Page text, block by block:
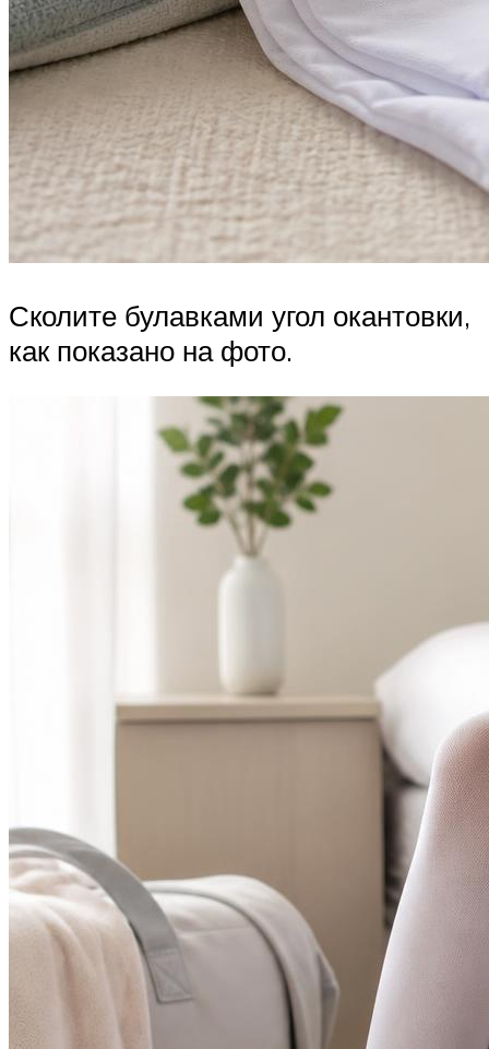
Сколите булавками угол окантовки,
как показано на фото.